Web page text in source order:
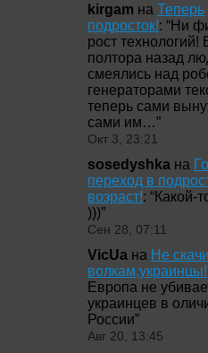
kirgam на Теперь
подросток!: “Ни
рост технологий!
полтора назад
смеялись над
генераторами
теперь сами
сами им…”
Окт 3, 23:21
sosedyshka на
переход в
возраст!: “Какой-
)))”
Сен 28, 07:11
VicUa на Не
волкам,украинцы!
Европа не
украинцев в
России”
Авг 20, 13:45